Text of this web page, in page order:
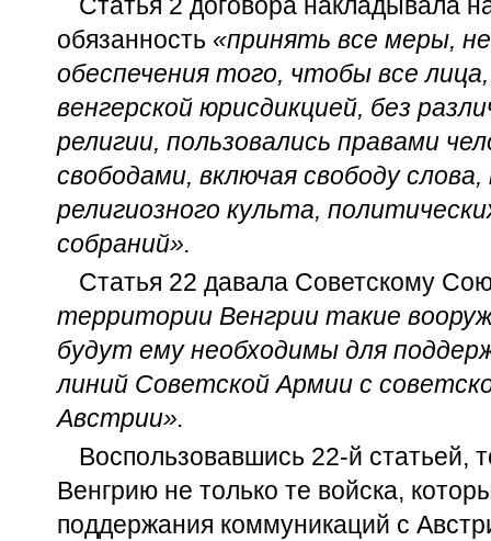
обязанность «принять все меры,
обеспечения того, чтобы все
венгерской юрисдикцией, без
религии, пользовались правами
свободами, включая свободу
религиозного культа,
собраний».
Статья 22 давала Советскому
территории Венгрии такие
будут ему необходимы для
линий Советской Армии с
Австрии».
Воспользовавшись 22-й статьей,
Венгрию не только те войска,
поддержания коммуникаций с